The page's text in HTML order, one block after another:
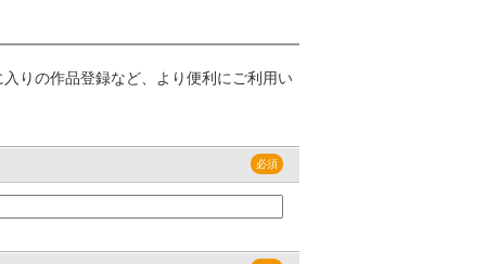
りの作品登録など、より便利にご利用い